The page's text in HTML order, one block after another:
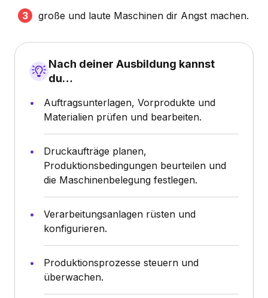
große und laute Maschinen dir Angst machen.
Nach deiner Ausbildung kannst
du…
Auftragsunterlagen, Vorprodukte und
Materialien prüfen und bearbeiten.
Druckaufträge planen,
Produktionsbedingungen beurteilen und
die Maschinenbelegung festlegen.
Verarbeitungsanlagen rüsten und
konfigurieren.
Produktionsprozesse steuern und
überwachen.